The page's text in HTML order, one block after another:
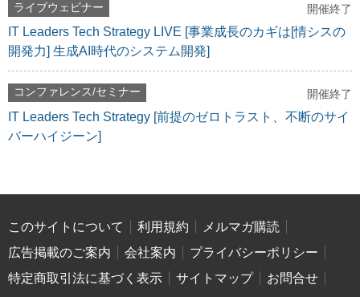
ライブウェビナー 開催終了
IT Leaders Tech Strategy LIVE [事業成長のカギは[情シスの
開発力] 生成AI時代のシステム開発]
コンファレンス/セミナー 開催終了
IT Leaders Tech Strategy [前提のゼロトラスト、不断のサイ
バーハイジーン]
このサイトについて 利用規約
メルマガ購読
広告掲載のご案内
会社案内
プライバシーポリシー
特定商取引法に基づく表示
サイトマップ
お問合せ